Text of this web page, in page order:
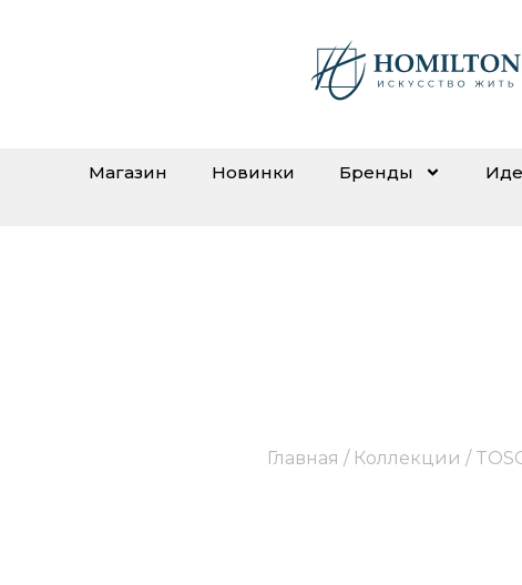
Магазин Новинки Бренды
Главная / Коллекции /